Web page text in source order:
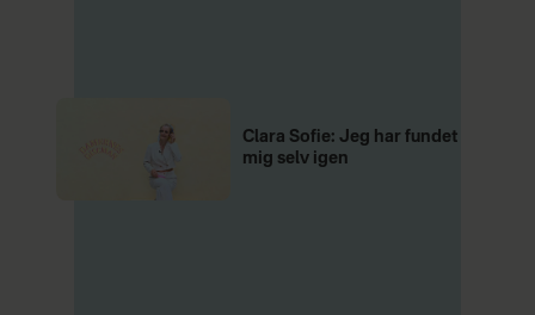
Clara Sofie: Jeg har fundet
mig selv igen